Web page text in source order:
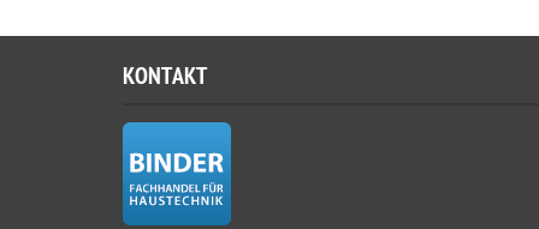
KONTAKT